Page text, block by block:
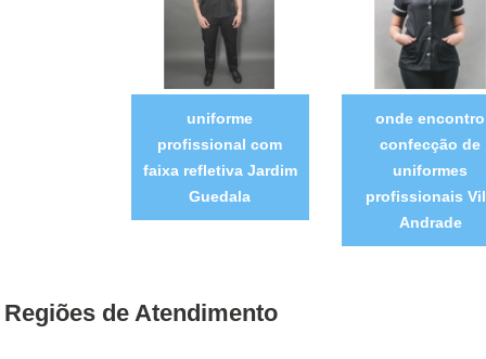
uniforme
profissional com
faixa refletiva Jardim
Guedala
onde encontro
confecção de
uniformes
profissionais
Andrade
Regiões de Atendimento